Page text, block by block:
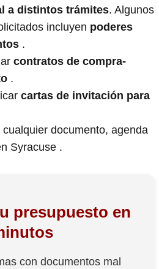
a distintos trámites. Algunos
incluyen poderes
.
contratos de compra-
.
cartas de invitación para
documento, agenda
Syracuse .
presupuesto en
con documentos mal